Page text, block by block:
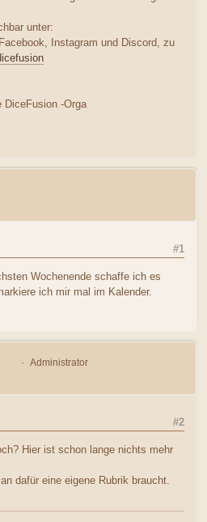
unter:
Facebook, Instagram und Discord, zu
DiceFusion -Orga
#1
Wochenende schaffe ich es
ich mir mal im Kalender.
Administrator
#2
Hier ist schon lange nichts mehr
dafür eine eigene Rubrik braucht.